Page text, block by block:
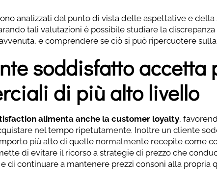
analizzati dal punto di vista delle aspettative e
tali valutazioni è possibile studiare la
e comprendere se ciò si può ripercuotere
soddisfatto accetta
di più alto livello
alimenta anche la customer loyalty,
nel tempo ripetutamente. Inoltre un cliente
più alto di quelle normalmente recepite come
di evitare il ricorso a strategie di prezzo che
e di continuare a mantenere prezzi consoni alla propria